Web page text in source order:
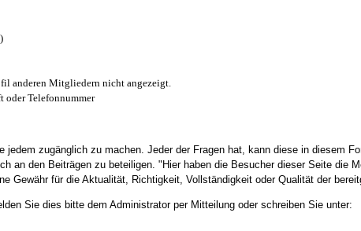
anderen Mitgliedern nicht angezeigt.
oder Telefonnummer
zugänglich zu machen. Jeder der Fragen hat, kann diese in diesem
an den Beiträgen zu beteiligen. "Hier haben die Besucher dieser Seite die
Gewähr für die Aktualität, Richtigkeit, Vollständigkeit oder Qualität der
Sie dies bitte dem Administrator per Mitteilung oder schreiben Sie unter: